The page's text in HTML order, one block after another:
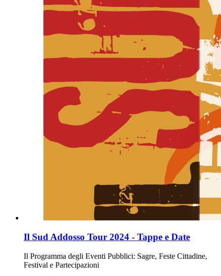
Il Sud Addosso Tour 2024 - Tappe e Date
Il Programma degli Eventi Pubblici: Sagre, Feste Cittadine,
Festival e Partecipazioni